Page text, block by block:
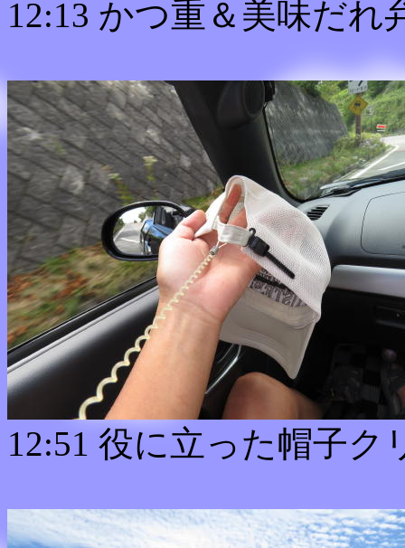
12:13 かつ重＆美味だれ
12:51 役に立った帽子ク